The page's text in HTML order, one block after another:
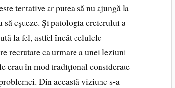
tentative ar putea să nu ajungă la
să eşueze.Şi patologia creierului a
la fel, astfel încât ce­lulele
recrutate ca urmare a unei leziuni
erau în mod tradiţional considerate
Din această viziune s‑a